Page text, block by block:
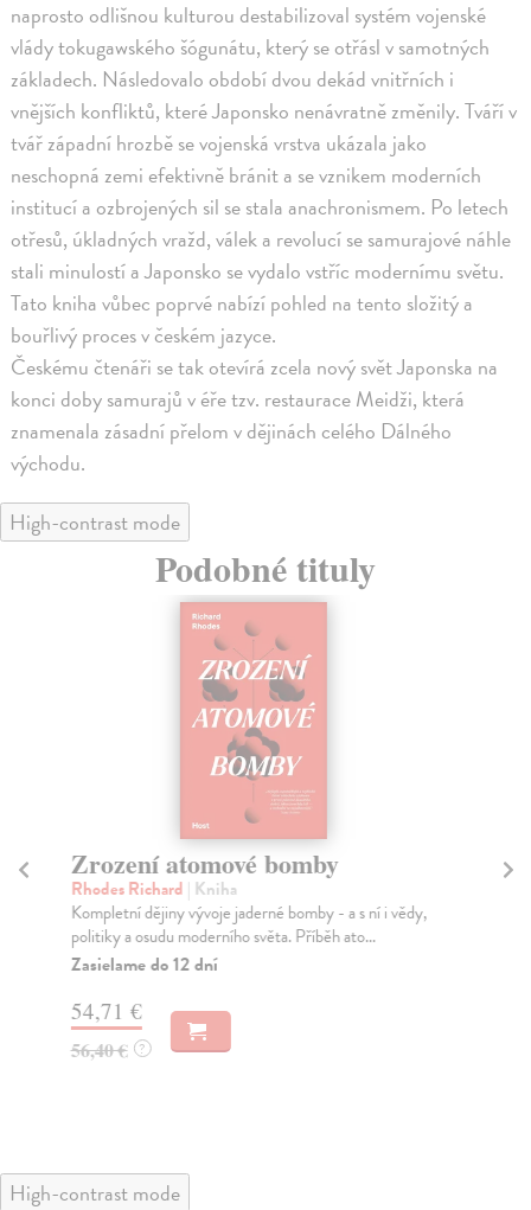
naprosto odlišnou kulturou destabilizoval systém vojenské
vlády tokugawského šógunátu, který se otřásl v samotných
základech. Následovalo období dvou dekád vnitřních i
vnějších konfliktů, které Japonsko nenávratně změnily. Tváří v
tvář západní hrozbě se vojenská vrstva ukázala jako
neschopná zemi efektivně bránit a se vznikem moderních
institucí a ozbrojených sil se stala anachronismem. Po letech
otřesů, úkladných vražd, válek a revolucí se samurajové náhle
stali minulostí a Japonsko se vydalo vstříc modernímu světu.
Tato kniha vůbec poprvé nabízí pohled na tento složitý a
bouřlivý proces v českém jazyce.
Českému čtenáři se tak otevírá zcela nový svět Japonska na
konci doby samurajů v éře tzv. restaurace Meidži, která
znamenala zásadní přelom v dějinách celého Dálného
východu.
High-contrast mode
Podobné tituly
Zrození atomové bomby
Rhodes Richard | Kniha
Kompletní dějiny vývoje jaderné bomby - a s ní i vědy,
politiky a osudu moderního světa. Příběh ato...
Zasielame do 12 dní
54,71 €
56,40 € ?
High-contrast mode